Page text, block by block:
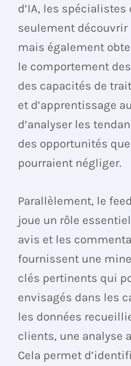
d’IA, les
seulement
mais également
le comportement
des capacités de
et d’apprentissage
d’analyser les
des opportunités
pourraient négliger.
Parallèlement, le
joue un rôle
avis et les
fournissent une
clés pertinents qui
envisagés dans les
les données
clients, une analyse
Cela permet